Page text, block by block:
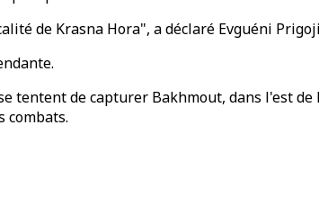
de Krasna Hora", a déclaré Evguéni
tentent de capturer Bakhmout, dans l'est
combats.